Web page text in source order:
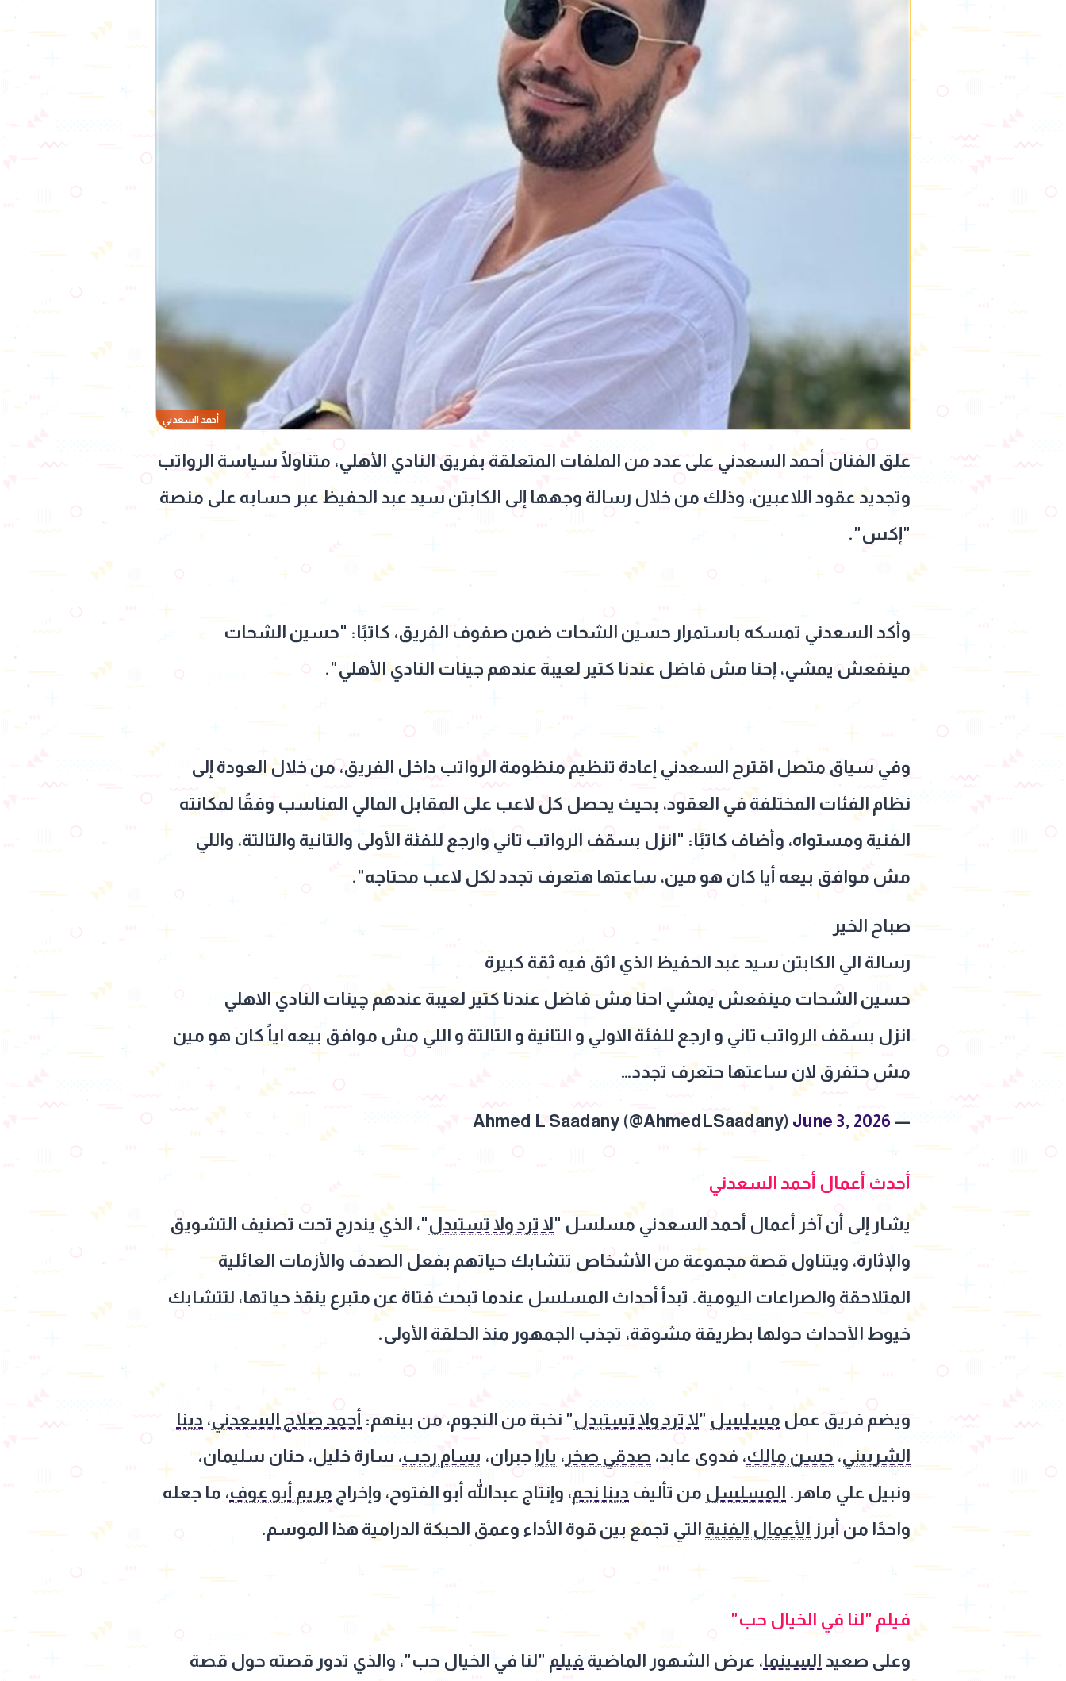
أحمد السعدني
علق الفنان أحمد السعدني على عدد من الملفات المتعلقة بفريق النادي الأهلي، متناولًا سياسة الرواتب
وتجديد عقود اللاعبين، وذلك من خلال رسالة وجهها إلى الكابتن سيد عبد الحفيظ عبر حسابه على منصة
"إكس".
وأكد السعدني تمسكه باستمرار حسين الشحات ضمن صفوف الفريق، كاتبًا: "حسين الشحات
مينفعش يمشي، إحنا مش فاضل عندنا كتير لعيبة عندهم جينات النادي الأهلي".
وفي سياق متصل اقترح السعدني إعادة تنظيم منظومة الرواتب داخل الفريق، من خلال العودة إلى
نظام الفئات المختلفة في العقود، بحيث يحصل كل لاعب على المقابل المالي المناسب وفقًا لمكانته
الفنية ومستواه، وأضاف كاتبًا: "انزل بسقف الرواتب تاني وارجع للفئة الأولى والتانية والتالتة، واللي
مش موافق بيعه أيا كان هو مين، ساعتها هتعرف تجدد لكل لاعب محتاجه".
صباح الخير
رسالة الي الكابتن سيد عبد الحفيظ الذي اثق فيه ثقة كبيرة
حسين الشحات مينفعش يمشي احنا مش فاضل عندنا كتير لعيبة عندهم چينات النادي الاهلي
انزل بسقف الرواتب تاني و ارجع للفئة الاولي و التانية و التالتة و اللي مش موافق بيعه اياً كان هو مين
مش حتفرق لان ساعتها حتعرف تجدد…
— Ahmed L Saadany (@AhmedLSaadany)
June 3, 2026
أحدث أعمال أحمد السعدني
يشار إلى أن آخر أعمال أحمد السعدني مسلسل "لا ترد ولا تستبدل"، الذي يندرج تحت تصنيف التشويق
والإثارة، ويتناول قصة مجموعة من الأشخاص تتشابك حياتهم بفعل الصدف والأزمات العائلية
المتلاحقة والصراعات اليومية. تبدأ أحداث المسلسل عندما تبحث فتاة عن متبرع ينقذ حياتها، لتتشابك
خيوط الأحداث حولها بطريقة مشوقة، تجذب الجمهور منذ الحلقة الأولى.
ويضم فريق عمل مسلسل "لا ترد ولا تستبدل" نخبة من النجوم، من بينهم: أحمد صلاح السعدني، دينا
الشربيني، حسن مالك، فدوى عابد، صدقي صخر ، يارا جبران، بسام رجب، سارة خليل، حنان سليمان،
ونبيل علي ماهر. المسلسل من تأليف دينا نجم، وإنتاج عبدالله أبو الفتوح، وإخراج مريم أبو عوف، ما جعله
واحدًا من أبرز الأعمال الفنية التي تجمع بين قوة الأداء وعمق الحبكة الدرامية هذا الموسم.
فيلم "لنا في الخيال حب"
وعلى صعيد السينما، عرض الشهور الماضية فيلم "لنا في الخيال حب"، والذي تدور قصته حول قصة